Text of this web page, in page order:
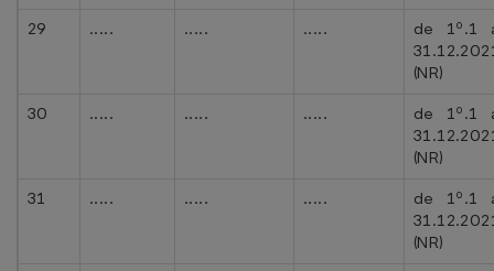
29
..... ..... .....
de 1º.1
(NR)
30
..... ..... .....
de 1º.1
(NR)
31
..... ..... .....
de 1º.1
(NR)